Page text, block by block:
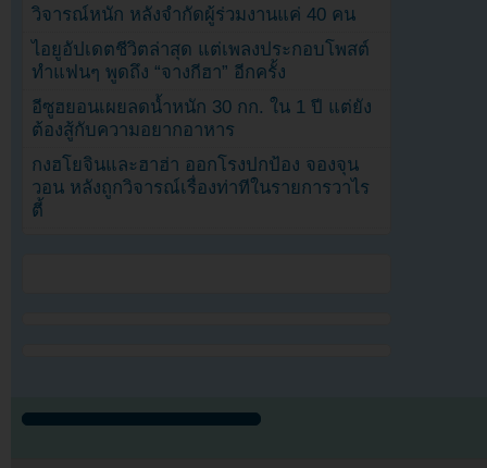
วิจารณ์หนัก หลังจำกัดผู้ร่วมงานแค่ 40 คน
ไอยูอัปเดตชีวิตล่าสุด แต่เพลงประกอบโพสต์
ทำแฟนๆ พูดถึง “จางกีฮา” อีกครั้ง
อีซูฮยอนเผยลดน้ำหนัก 30 กก. ใน 1 ปี แต่ยัง
ต้องสู้กับความอยากอาหาร
กงฮโยจินและฮาฮ่า ออกโรงปกป้อง จองจุน
วอน หลังถูกวิจารณ์เรื่องท่าทีในรายการวาไร
ตี้